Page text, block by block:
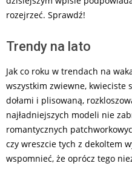
rozejrzeć. Sprawdź!
Trendy na lato
Jak co roku w trendach na
wszystkim zwiewne, kwieciste
dołami i plisowaną,
najładniejszych modeli nie
romantycznych
czy wreszcie tych z dekoltem
wspomnieć, że oprócz tego